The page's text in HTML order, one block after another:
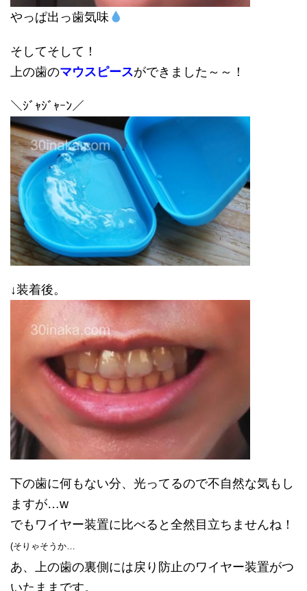
やっぱ出っ歯気味
そしてそして！
上の歯のマウスピースができました～～！
＼ｼﾞｬｼﾞｬｰﾝ／
↓装着後。
下の歯に何もない分、光ってるので不自然な気もし
ますが…w
でもワイヤー装置に比べると全然目立ちませんね！
(そりゃそうか…
あ、上の歯の裏側には戻り防止のワイヤー装置がつ
いたままです。